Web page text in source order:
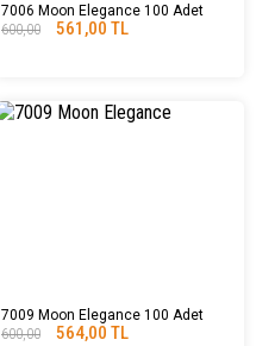
7006 Moon Elegance 100 Adet
600,00
561,00 TL
7009 Moon Elegance 100 Adet
600,00
564,00 TL